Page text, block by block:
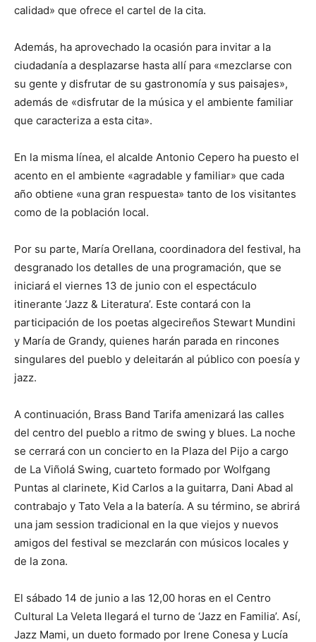
calidad» que ofrece el cartel de la cita.
Además, ha aprovechado la ocasión para invitar a la
ciudadanía a desplazarse hasta allí para «mezclarse con
su gente y disfrutar de su gastronomía y sus paisajes»,
además de «disfrutar de la música y el ambiente familiar
que caracteriza a esta cita».
En la misma línea, el alcalde Antonio Cepero ha puesto el
acento en el ambiente «agradable y familiar» que cada
año obtiene «una gran respuesta» tanto de los visitantes
como de la población local.
Por su parte, María Orellana, coordinadora del festival, ha
desgranado los detalles de una programación, que se
iniciará el viernes 13 de junio con el espectáculo
itinerante ‘Jazz & Literatura’. Este contará con la
participación de los poetas algecireños Stewart Mundini
y María de Grandy, quienes harán parada en rincones
singulares del pueblo y deleitarán al público con poesía y
jazz.
A continuación, Brass Band Tarifa amenizará las calles
del centro del pueblo a ritmo de swing y blues. La noche
se cerrará con un concierto en la Plaza del Pijo a cargo
de La Viñolá Swing, cuarteto formado por Wolfgang
Puntas al clarinete, Kid Carlos a la guitarra, Dani Abad al
contrabajo y Tato Vela a la batería. A su término, se abrirá
una jam session tradicional en la que viejos y nuevos
amigos del festival se mezclarán con músicos locales y
de la zona.
El sábado 14 de junio a las 12,00 horas en el Centro
Cultural La Veleta llegará el turno de ‘Jazz en Familia’. Así,
Jazz Mami, un dueto formado por Irene Conesa y Lucía